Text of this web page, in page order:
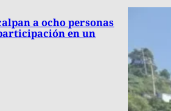
a ocho personas
en un